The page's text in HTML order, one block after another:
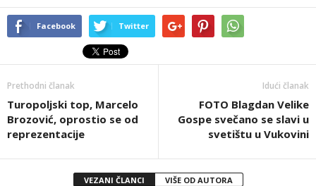
Facebook Twitter
Prethodni članak
Turopoljski top, Marcelo
Brozović, oprostio se od
reprezentacije
Idući članak
FOTO Blagdan Velike
Gospe svečano se slavi u
svetištu u Vukovini
VEZANI ČLANCI VIŠE OD AUTORA